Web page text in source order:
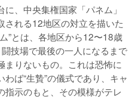
、中央集権国家「パネム」
される12地区の対立を描いた
”とは、各地区から12〜18歳
技場で最後の一人になるまで
りないもの。これは恐怖に
ば“生贄”の儀式であり、キャ
指示のもと、その模様がテレ